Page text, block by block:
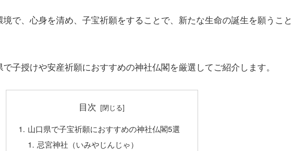
で、心身を清め、子宝祈願をすることで、新たな生命の誕生を願うこと
子授けや安産祈願におすすめの神社仏閣を厳選してご紹介します。
目次
山口県で子宝祈願におすすめの神社仏閣5選
忌宮神社（いみやじんじゃ）